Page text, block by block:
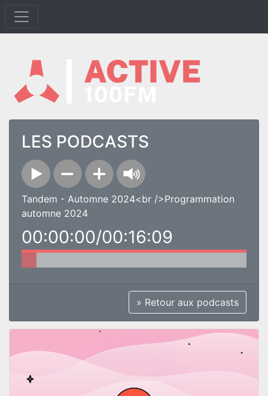
LES PODCASTS
Tandem - Automne 2024<br />Programmation
automne 2024
00:00:00/00:16:09
» Retour aux podcasts